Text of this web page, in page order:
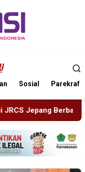
Sosial Parekraf
SDN Puger Kulon 01